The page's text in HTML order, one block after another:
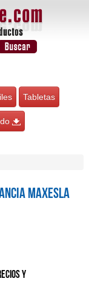
Tabletas
Maxesla
y